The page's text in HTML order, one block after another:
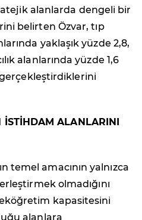
alanlarda dengeli bir
belirten Özvar, tıp
yaklaşık yüzde 2,8,
alanlarında yüzde 1,6
gerçekleştirdiklerini
ALANLARINI
temel amacının yalnızca
olmadığını
kapasitesini
alanlara